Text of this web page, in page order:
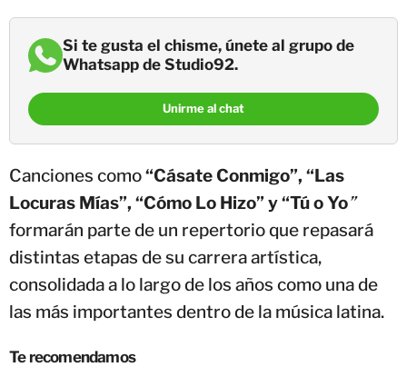
Si te gusta el chisme, únete al grupo de
Whatsapp de Studio92.
Unirme al chat
Canciones como“Cásate Conmigo”, “Las
Locuras Mías”, “Cómo Lo Hizo” y “Tú o Yo”
formarán parte de un repertorio que repasará
distintas etapas de su carrera artística,
consolidada a lo largo de los años como una de
las más importantes dentro de la música latina.
Te recomendamos